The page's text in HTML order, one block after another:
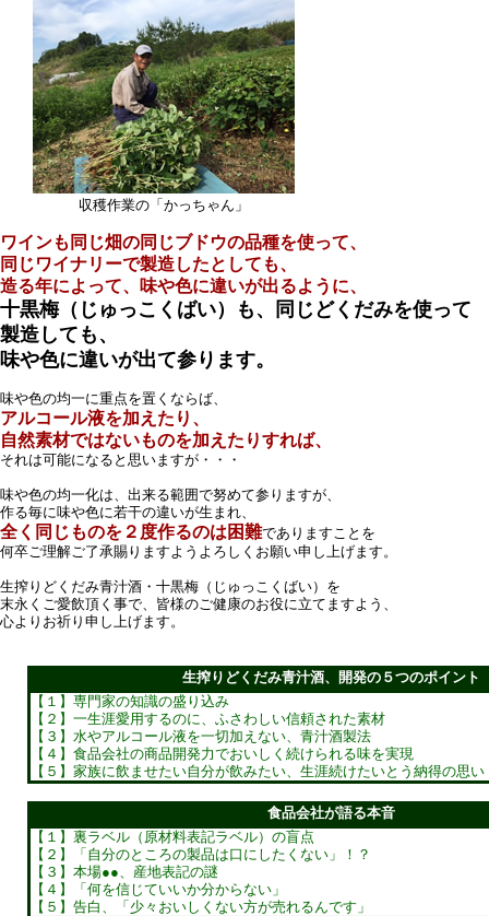
収穫作業の「かっちゃん」
ワインも同じ畑の同じブドウの品種を使って、
同じワイナリーで製造したとしても、
造る年によって、味や色に違いが出るように、
十黒梅（じゅっこくばい）も、同じどくだみを使って
製造しても、
味や色に違いが出て参ります。
味や色の均一に重点を置くならば、
アルコール液を加えたり、
自然素材ではないものを加えたりすれば、
それは可能になると思いますが・・・
味や色の均一化は、出来る範囲で努めて参りますが、
作る毎に味や色に若干の違いが生まれ、
全く同じものを２度作るのは困難でありますことを
何卒ご理解ご了承賜りますようよろしくお願い申し上げます。
生搾りどくだみ青汁酒・十黒梅（じゅっこくばい）を
末永くご愛飲頂く事で、皆様のご健康のお役に立てますよう、
心よりお祈り申し上げます。
生搾りどくだみ青汁酒、開発の５つのポイント
【１】専門家の知識の盛り込み
【２】一生涯愛用するのに、ふさわしい信頼された素材
【３】水やアルコール液を一切加えない、青汁酒製法
【４】食品会社の商品開発力でおいしく続けられる味を実現
【５】家族に飲ませたい自分が飲みたい、生涯続けたいとう納得の思い
食品会社が語る本音
【１】裏ラベル（原材料表記ラベル）の盲点
【２】「自分のところの製品は口にしたくない」！？
【３】本場●●、産地表記の謎
【４】「何を信じていいか分からない」
【５】告白、「少々おいしくない方が売れるんです」